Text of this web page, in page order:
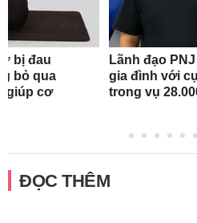
bị đau
bỏ qua
giúp cơ
Lãnh đạo
gia đình với
trong vụ
ĐỌC THÊM